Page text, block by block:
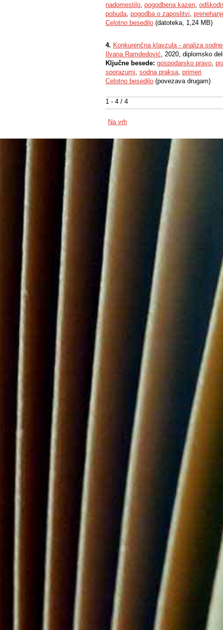
1 - 4 / 4
nadomestilo, pogodbena kazen,
pobuda, pogodba o zaposlitvi,
Celotno besedilo (datoteka, 1,24 MB)
4. Konkurenčna klavzula - analiza
Ilvana Ramdedović, 2020, diplomsko
Ključne besede: gospodarsko pravo,
sporazumi, sodna praksa, primeri
Celotno besedilo (povezava drugam)
Na vrh